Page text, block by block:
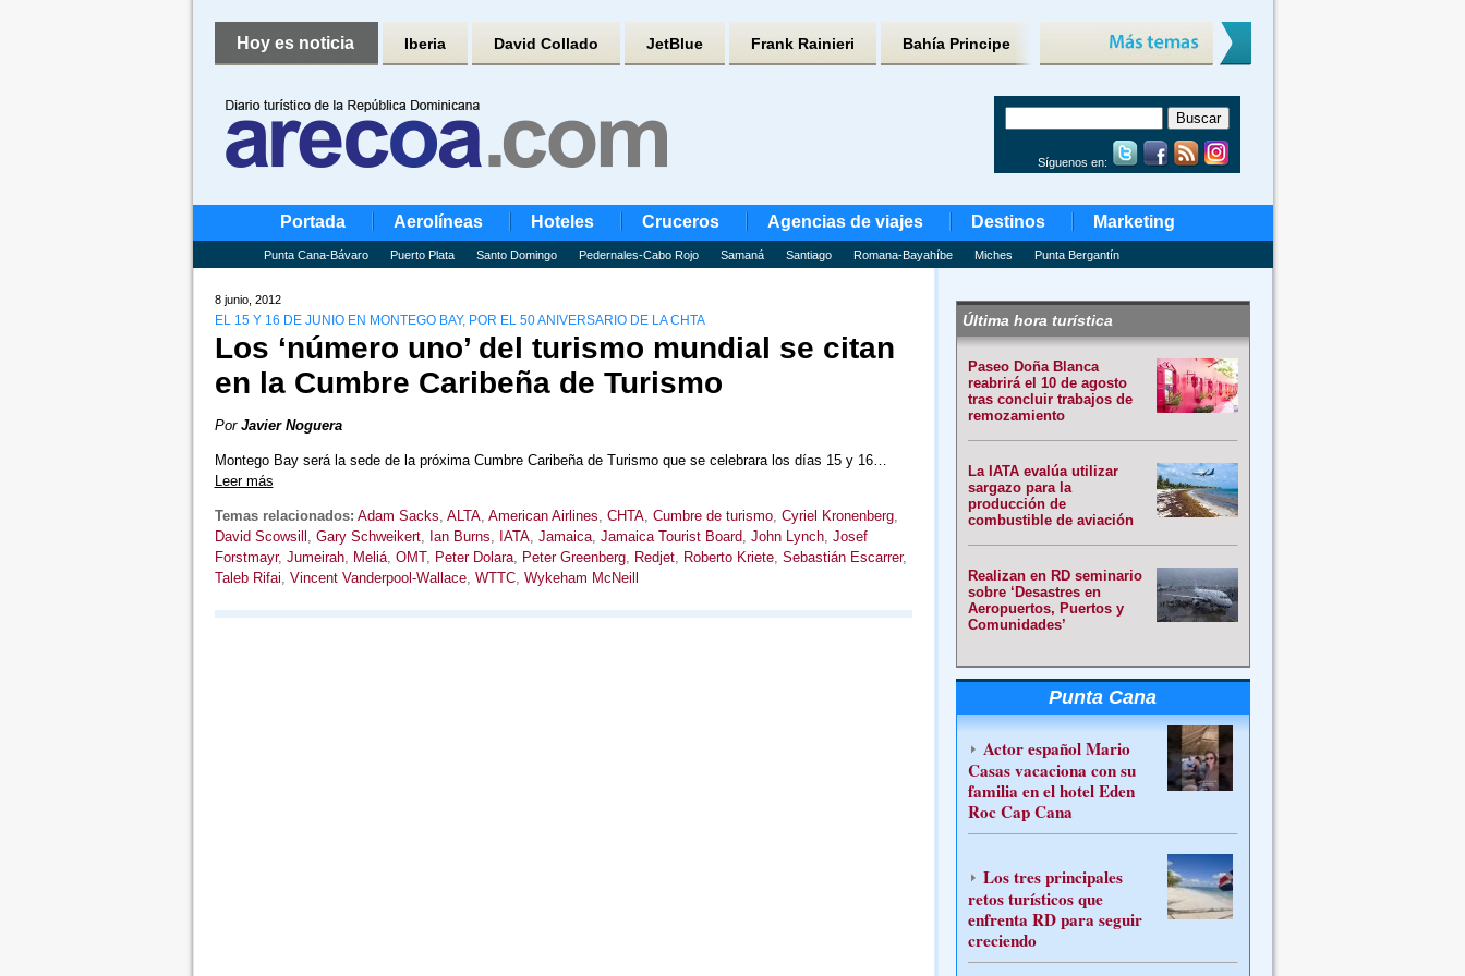
Hoy es noticia Iberia David Collado JetBlue Frank Rainieri Bahía Principe
Síguenos en:
Portada Aerolíneas Hoteles Cruceros Agencias de viajes Destinos Marketing
Punta Cana-Bávaro Puerto Plata Santo Domingo Pedernales-Cabo Rojo Samaná Santiago Romana-Bayahíbe Miches Punta Bergantín
8 junio, 2012
EL 15 Y 16 DE JUNIO EN MONTEGO BAY, POR EL 50 ANIVERSARIO DE LA CHTA
Los ‘número uno’ del turismo mundial se citan
en la Cumbre Caribeña de Turismo
Por Javier Noguera
Montego Bay será la sede de la próxima Cumbre Caribeña de Turismo que se celebrara los días 15 y 16…
Leer más
Temas relacionados: Adam Sacks, ALTA, American Airlines, CHTA, Cumbre de turismo, Cyriel Kronenberg,
David Scowsill , Gary Schweikert, Ian Burns, IATA, Jamaica, Jamaica Tourist Board, John Lynch, Josef
Forstmayr, Jumeirah, Meliá, OMT, Peter Dolara, Peter Greenberg, Redjet, Roberto Kriete, Sebastián Escarrer,
Taleb Rifai, Vincent Vanderpool-Wallace, WTTC, Wykeham McNeill
Última hora turística
Paseo Doña Blanca
reabrirá el 10 de agosto
tras concluir trabajos de
remozamiento
La IATA evalúa utilizar
sargazo para la
producción de
combustible de aviación
Realizan en RD seminario
sobre ‘Desastres en
Aeropuertos, Puertos y
Comunidades’
Punta Cana
Actor español Mario
Casas vacaciona con su
familia en el hotel Eden
Roc Cap Cana
Los tres principales
retos turísticos que
enfrenta RD para seguir
creciendo